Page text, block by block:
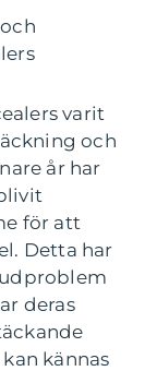
varit
och
år har
för att
Detta har
deras
kännas